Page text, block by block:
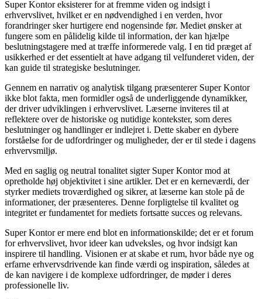
Super Kontor eksisterer for at fremme viden og indsigt i
erhvervslivet, hvilket er en nødvendighed i en verden, hvor
forandringer sker hurtigere end nogensinde før. Mediet ønsker at
fungere som en pålidelig kilde til information, der kan hjælpe
beslutningstagere med at træffe informerede valg. I en tid præget af
usikkerhed er det essentielt at have adgang til velfunderet viden, der
kan guide til strategiske beslutninger.
Gennem en narrativ og analytisk tilgang præsenterer Super Kontor
ikke blot fakta, men formidler også de underliggende dynamikker,
der driver udviklingen i erhvervslivet. Læserne inviteres til at
reflektere over de historiske og nutidige kontekster, som deres
beslutninger og handlinger er indlejret i. Dette skaber en dybere
forståelse for de udfordringer og muligheder, der er til stede i dagens
erhvervsmiljø.
Med en saglig og neutral tonalitet sigter Super Kontor mod at
opretholde høj objektivitet i sine artikler. Det er en kerneværdi, der
styrker mediets troværdighed og sikrer, at læserne kan stole på de
informationer, der præsenteres. Denne forpligtelse til kvalitet og
integritet er fundamentet for mediets fortsatte succes og relevans.
Super Kontor er mere end blot en informationskilde; det er et forum
for erhvervslivet, hvor ideer kan udveksles, og hvor indsigt kan
inspirere til handling. Visionen er at skabe et rum, hvor både nye og
erfarne erhvervsdrivende kan finde værdi og inspiration, således at
de kan navigere i de komplexe udfordringer, de møder i deres
professionelle liv.